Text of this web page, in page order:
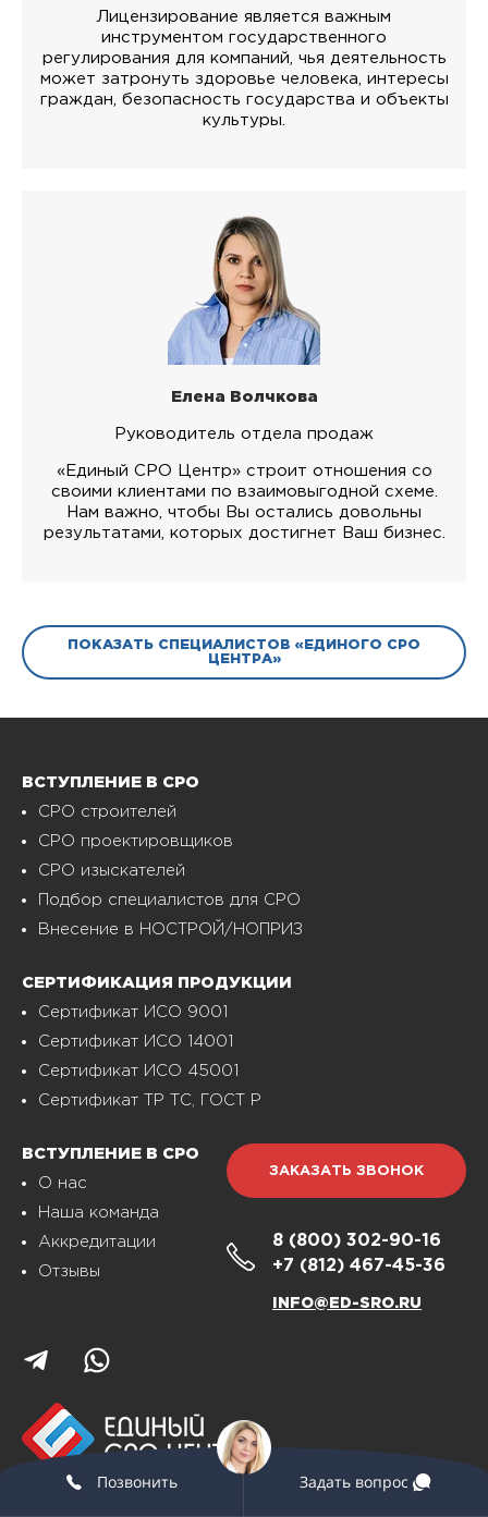
Лицензирование является важным
инструментом государственного
регулирования для компаний, чья деятельность
может затронуть здоровье человека, интересы
граждан, безопасность государства и объекты
культуры.
Елена Волчкова
Руководитель отдела продаж
«Единый СРО Центр» строит отношения со
своими клиентами по взаимовыгодной схеме.
Нам важно, чтобы Вы остались довольны
результатами, которых достигнет Ваш бизнес.
ПОКАЗАТЬ СПЕЦИАЛИСТОВ «ЕДИНОГО СРО
ЦЕНТРА»
ВСТУПЛЕНИЕ В СРО
СРО строителей
СРО проектировщиков
СРО изыскателей
Подбор специалистов для СРО
Внесение в НОСТРОЙ/НОПРИЗ
СЕРТИФИКАЦИЯ ПРОДУКЦИИ
Сертификат ИСО 9001
Сертификат ИСО 14001
Сертификат ИСО 45001
Сертификат ТР ТС, ГОСТ Р
ВСТУПЛЕНИЕ В СРО
О нас
Наша команда
Аккредитации
Отзывы
ЗАКАЗАТЬ ЗВОНОК
8 (800) 302-90-16
+7 (812) 467-45-36
INFO@ED-SRO.RU
Позвонить Задать вопрос